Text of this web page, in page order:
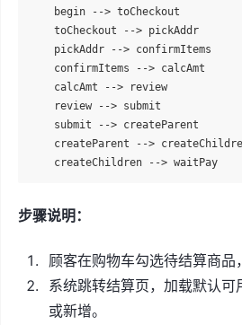
    begin --> toCheckout
    toCheckout --> pickAddr
    pickAddr --> confirmItems
    confirmItems --> calcAmt
    calcAmt --> review
    review --> submit
    submit --> createParent
createParent -->
步骤说明：
顾客在购物车勾选待结算商品
系统跳转结算页，加载默认
或新增。